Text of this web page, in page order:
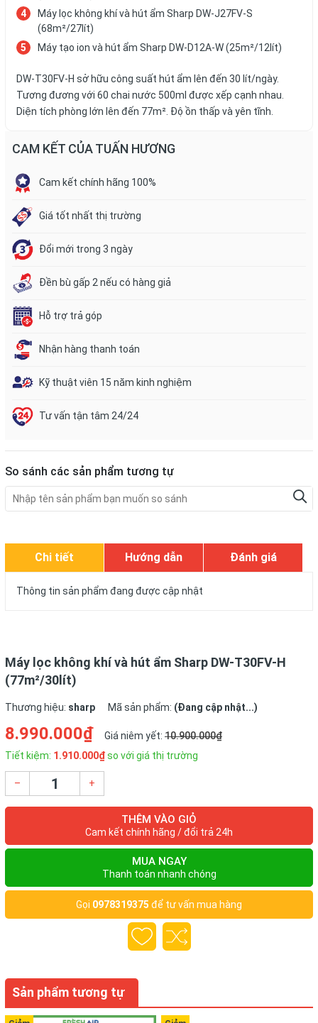
Máy lọc không khí và hút ẩm Sharp DW-J27FV-S
(68m²/27lít)
Máy tạo ion và hút ẩm Sharp DW-D12A-W (25m²/12lít)
DW-T30FV-H sở hữu công suất hút ẩm lên đến 30 lít/ngày.
Tương đương với 60 chai nước 500ml được xếp cạnh nhau.
Diện tích phòng lớn lên đến 77m². Độ ồn thấp và yên tĩnh.
CAM KẾT CỦA TUẤN HƯƠNG
Cam kết chính hãng 100%
Giá tốt nhất thị trường
Đổi mới trong 3 ngày
Đền bù gấp 2 nếu có hàng giả
Hỗ trợ trả góp
Nhận hàng thanh toán
Kỹ thuật viên 15 năm kinh nghiệm
Tư vấn tận tâm 24/24
So sánh các sản phẩm tương tự
Chi tiết Hướng dẫn Đánh giá
Thông tin sản phẩm đang được cập nhật
Máy lọc không khí và hút ẩm Sharp DW-T30FV-H
(77m²/30lít)
Thương hiệu: sharp Mã sản phẩm: (Đang cập nhật...)
8.990.000₫ Giá niêm yết: 10.900.000₫
Tiết kiệm: 1.910.000₫so với giá thị trường
– +
THÊM VÀO GIỎ
Cam kết chính hãng / đổi trả 24h
MUA NGAY
Thanh toán nhanh chóng
Gọi 0978319375 để tư vấn mua hàng
Sản phẩm tương tự